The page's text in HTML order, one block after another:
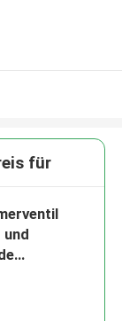
für
und